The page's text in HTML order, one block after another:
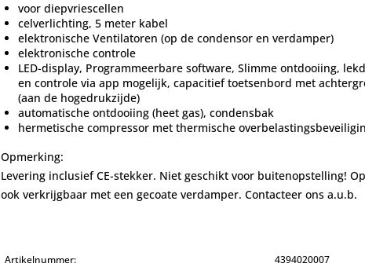
voor diepvriescellen
celverlichting, 5 meter kabel
elektronische Ventilatoren (op de condensor en verdamper)
elektronische controle
LED-display, Programmeerbare software, Slimme ontdooiing,
en controle via app mogelijk, capacitief toetsenbord met
(aan de hogedrukzijde)
automatische ontdooiing (heet gas), condensbak
hermetische compressor met thermische
Opmerking:
Levering inclusief CE-stekker. Niet geschikt voor buitenopstelling!
ook verkrijgbaar met een gecoate verdamper. Contacteer ons a.u.b.
Artikelnummer:
4394020007